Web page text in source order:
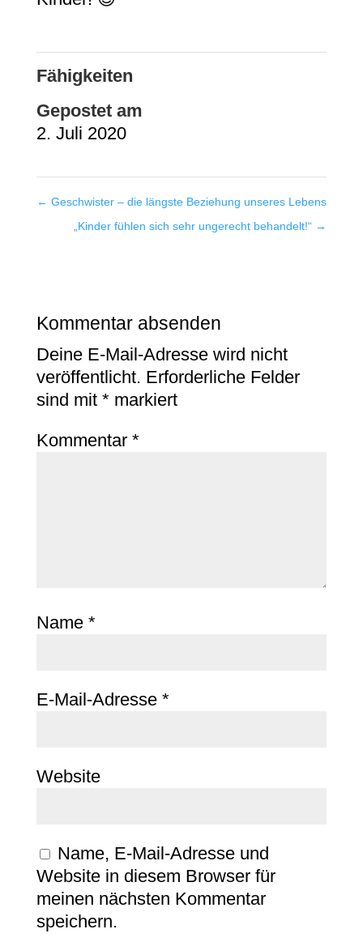
Fähigkeiten
Gepostet am
2. Juli 2020
← Geschwister – die längste Beziehung unseres Lebens
„Kinder fühlen sich sehr ungerecht behandelt!“ →
Kommentar absenden
Deine E-Mail-Adresse wird nicht
veröffentlicht. Erforderliche Felder
sind mit * markiert
Kommentar *
Name *
E-Mail-Adresse *
Website
Name, E-Mail-Adresse und
Website in diesem Browser für
meinen nächsten Kommentar
speichern.